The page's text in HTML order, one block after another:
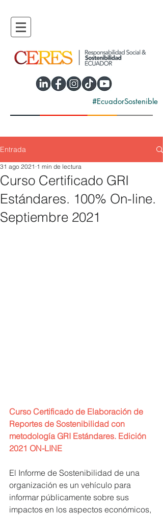
#EcuadorSostenible
Entrada
Curso Certificado GRI
Estándares. 100% On-line.
Septiembre 2021
31 ago 2021 1 min de lectura
Curso Certificado de Elaboración de
Reportes de Sostenibilidad con
metodología GRI Estándares. Edición
2021 ON-LINE
El Informe de Sostenibilidad de una
organización es un vehículo para
informar públicamente sobre sus
impactos en los aspectos económicos,